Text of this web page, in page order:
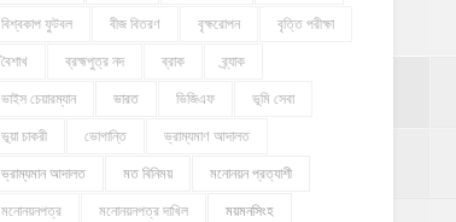
বিশ্বকাপ ফুটবল বীজ বিতরণ বৃক্ষরোপন বৃত্তি পরীক্ষা
বৈশাখ ব্রহ্মপুত্র নদ ব্রাক ব্র্যাক
ভাইস চেয়ারম্যান ভারত ভিজিএফ ভূমি সেবা
ভূয়া চাকরী ভোগান্তি ভ্রাম্যমাণ আদালত
ভ্রাম্যমান আদালত মত বিনিময় মনোনয়ন প্রত্যাশী
মনোনয়নপত্র মনোনয়নপত্র দাখিল ময়মনসিংহ